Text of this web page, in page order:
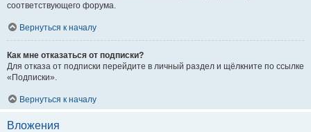
соответствующего форума.
Вернуться к началу
Как мне отказаться от подписки?
Для отказа от подписки перейдите в личный раздел и щёлкните по ссылке
«Подписки».
Вернуться к началу
Вложения